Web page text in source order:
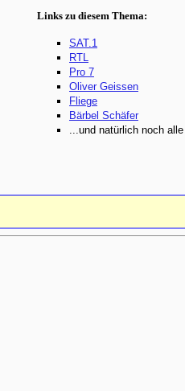
Links zu diesem Thema:
SAT.1
RTL
Pro 7
Oliver Geissen
Fliege
Bärbel Schäfer
...und natürlich noch